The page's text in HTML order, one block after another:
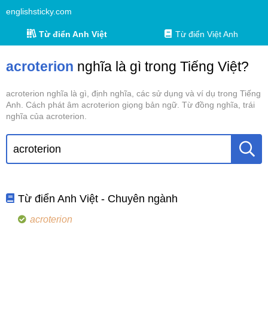
englishsticky.com
Từ điển Anh Việt Từ điển Việt Anh
acroterion nghĩa là gì trong Tiếng Việt?
acroterion nghĩa là gì, định nghĩa, các sử dụng và ví dụ trong Tiếng
Anh. Cách phát âm acroterion giọng bản ngữ. Từ đồng nghĩa, trái
nghĩa của acroterion.
Từ điển Anh Việt - Chuyên ngành
acroterion